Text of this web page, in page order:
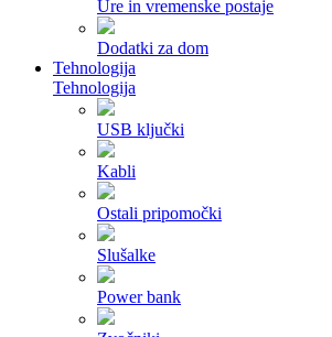
Ure in vremenske postaje
Dodatki za dom
Tehnologija
Tehnologija
USB ključki
Kabli
Ostali pripomočki
Slušalke
Power bank